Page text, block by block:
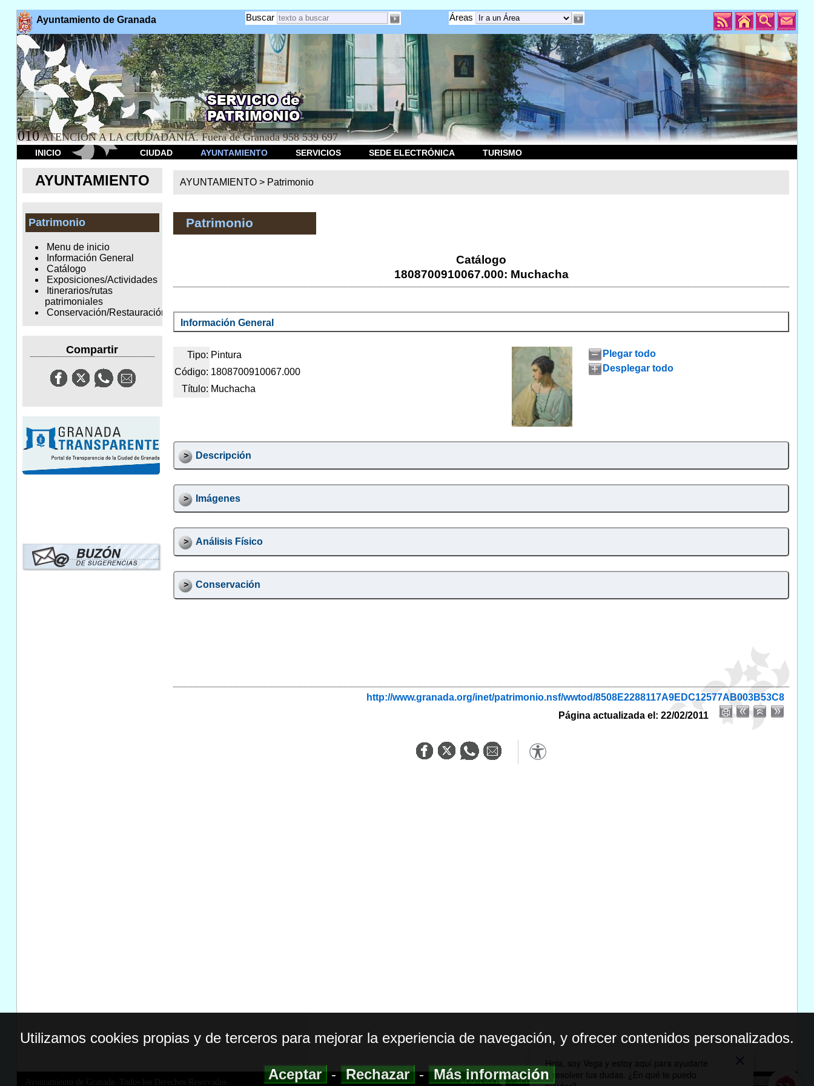
Ayuntamiento de Granada Áreas
Buscar
010 ATENCION A LA CIUDADANÍA. Fuera de Granada 958 539 697
INICIO CIUDAD AYUNTAMIENTO SERVICIOS SEDE ELECTRÓNICA TURISMO
AYUNTAMIENTO
Patrimonio
Menu de inicio
Información General
Catálogo
Exposiciones/Actividades
Itinerarios/rutas
patrimoniales
Conservación/Restauración
Compartir
AYUNTAMIENTO > Patrimonio
Patrimonio
Catálogo
1808700910067.000: Muchacha
Información General
Tipo: Pintura
Código: 1808700910067.000
Título: Muchacha
Plegar todo
Desplegar todo
Descripción
Imágenes
Análisis Físico
Conservación
http://www.granada.org/inet/patrimonio.nsf/wwtod/8508E2288117A9EDC12577AB003B53C8
Página actualizada el: 22/02/2011
Ayuntamiento de Granada. Todos los Derechos Reservados. MAPA WEB|ACCESIBILIDAD
Utilizamos cookies propias y de terceros para mejorar la experiencia de navegación, y ofrecer contenidos personalizados.
Aceptar-Rechazar-Más información